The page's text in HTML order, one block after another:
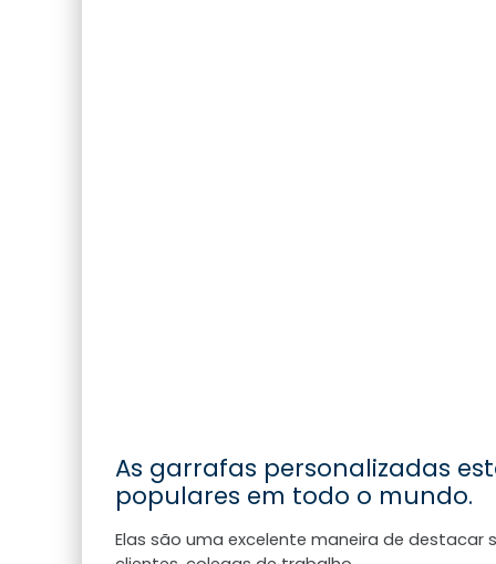
As garrafas personalizadas
populares em todo o mundo.
Elas são uma excelente maneira de